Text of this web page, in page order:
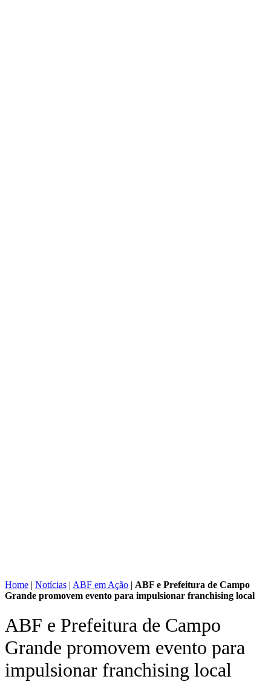
Home | Notícias | ABF em Ação | ABF e Prefeitura de Campo
Grande promovem evento para impulsionar franchising local
ABF e Prefeitura de Campo
Grande promovem evento para
impulsionar franchising local